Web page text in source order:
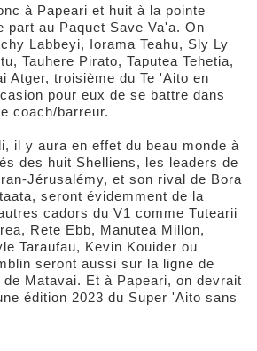
à Papeari et huit à la pointe
part au Paquet Save Va'a. On
Labbeyi, Iorama Teahu, Sly Ly
Tauhere Pirato, Taputea Tehetia,
Atger, troisième du Te 'Aito en
pour eux de se battre dans
coach/barreur.
il y aura en effet du beau monde à
des huit Shelliens, les leaders de
Jérusalémy, et son rival de Bora
seront évidemment de la
cadors du V1 comme Tutearii
Rete Ebb, Manutea Millon,
Taraufau, Kevin Kouider ou
seront aussi sur la ligne de
Matavai. Et à Papeari, on devrait
édition 2023 du Super 'Aito sans